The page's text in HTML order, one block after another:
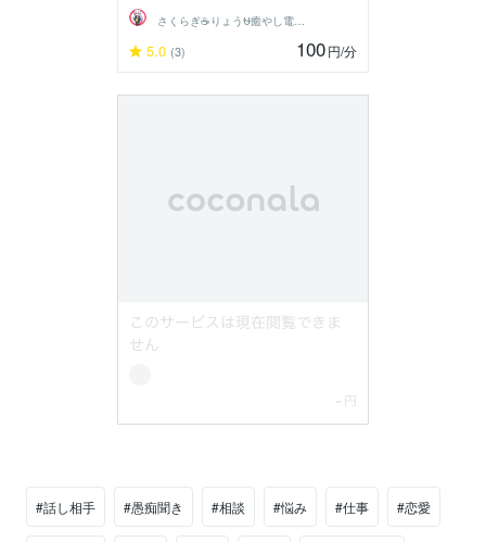
さくらぎ☕りょう⛎癒やし電話相談サロン
5.0 (3) 100円/分
#話し相手 #愚痴聞き #相談 #悩み #仕事 #恋愛